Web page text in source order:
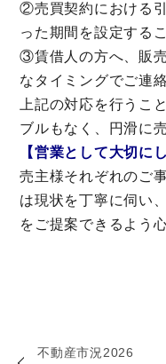
②売買契約における
った期間を設定するこ
③賃借人の方へ、販
なタイミングでご連
上記の対応を行うこ
ブルもなく、円滑に
【営業として大切に
売主様それぞれのご
は現状を丁寧に伺い
をご提案できるよう
不動産市況2026